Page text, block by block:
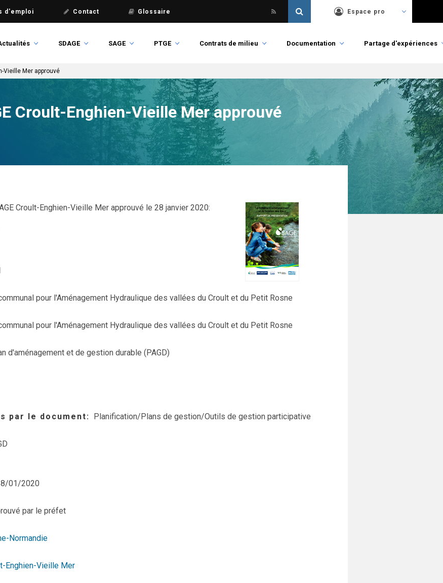
d'emploi Contact Glossaire Espace pro
SDAGE SAGE PTGE Contrats de milieu Documentation Partage d'expériences
Vieille Mer approuvé
Croult-Enghien-Vieille Mer approuvé
Croult-Enghien-Vieille Mer approuvé le 28 janvier 2020:
pour l'Aménagement Hydraulique des vallées du Croult et du Petit Rosne
pour l'Aménagement Hydraulique des vallées du Croult et du Petit Rosne
d'aménagement et de gestion durable (PAGD)
par le document Planification/Plans de gestion/Outils de gestion participative
01/2020
par le préfet
Normandie
Enghien-Vieille Mer